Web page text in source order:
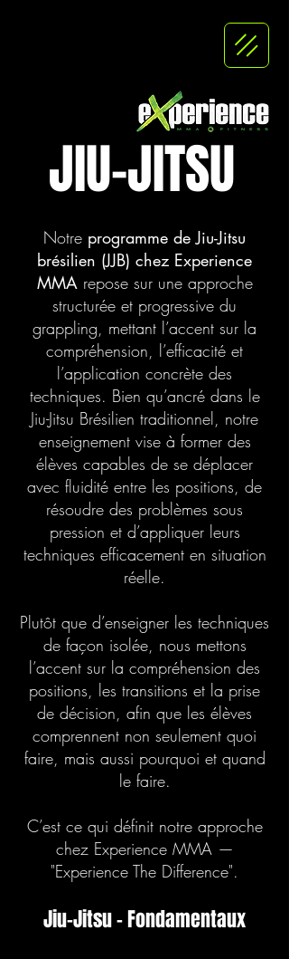
JIU-JITSU
Notre programme de Jiu-Jitsu
brésilien (JJB) chez Experience
MMA repose sur une approche
structurée et progressive du
grappling, mettant l’accent sur la
compréhension, l’efficacité et
l’application concrète des
techniques. Bien qu’ancré dans le
Jiu-Jitsu Brésilien traditionnel, notre
enseignement vise à former des
élèves capables de se déplacer
avec fluidité entre les positions, de
résoudre des problèmes sous
pression et d’appliquer leurs
techniques efficacement en situation
réelle.
Plutôt que d’enseigner les techniques
de façon isolée, nous mettons
l’accent sur la compréhension des
positions, les transitions et la prise
de décision, afin que les élèves
comprennent non seulement quoi
faire, mais aussi pourquoi et quand
le faire.
C’est ce qui définit notre approche
chez Experience MMA —
"Experience The Difference".
Jiu-Jitsu – Fondamentaux